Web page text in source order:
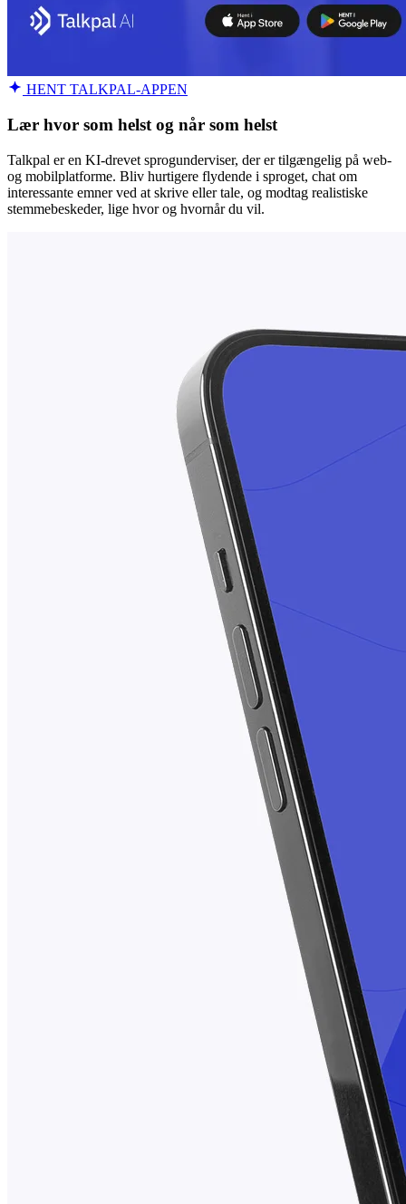
HENT TALKPAL-APPEN
Lær hvor som helst og når som helst
Talkpal er en KI-drevet sprogunderviser, der er tilgængelig på web-
og mobilplatforme. Bliv hurtigere flydende i sproget, chat om
interessante emner ved at skrive eller tale, og modtag realistiske
stemmebeskeder, lige hvor og hvornår du vil.